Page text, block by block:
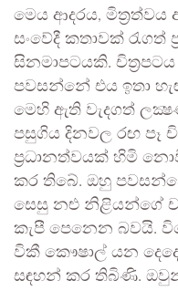
මෙය ආදරය, මිත්‍රත්වය
සංවේදී කතාවක් රැගත්
සිනමාපටයකි.
පවසන්නේ එය ඉතා
මෙහි ඇති වැදගත්
පසුගිය දිනවල රඟ පෑ
ප්‍රධානත්වයක් හිමි
කර තිබේ. ඔහු
සෙසු නළු නිළියන්ගේ
කැපී පෙනෙන බවයි.
විකී කෞෂාල් යන
සඳහන් කර තිබිණි. ඔවුන්